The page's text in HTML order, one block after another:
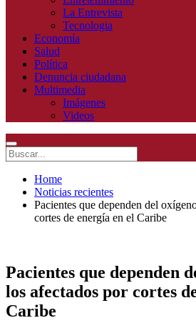
La Entrevista
Tecnologia
Economía
Salud
Política
Denuncia ciudadana
Multimedia
Imágenes
Videos
Home
Noticias recientes
Pacientes que dependen del
cortes de energía en el Caribe
Pacientes que dependen
los afectados por cortes
Caribe